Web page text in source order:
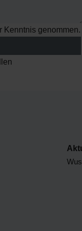
Kenntnis genommen.